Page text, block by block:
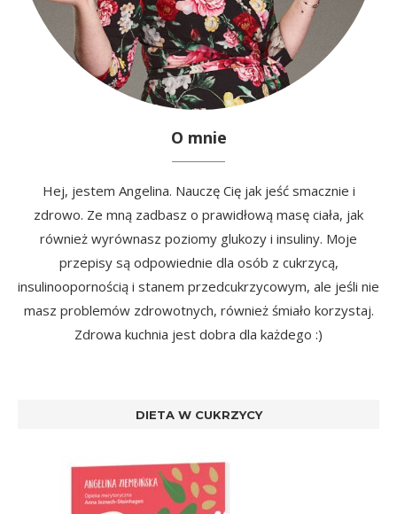
O mnie
Hej, jestem Angelina. Nauczę Cię jak jeść smacznie i
zdrowo. Ze mną zadbasz o prawidłową masę ciała, jak
również wyrównasz poziomy glukozy i insuliny. Moje
przepisy są odpowiednie dla osób z cukrzycą,
insulinoopornością i stanem przedcukrzycowym, ale jeśli nie
masz problemów zdrowotnych, również śmiało korzystaj.
Zdrowa kuchnia jest dobra dla każdego :)
DIETA W CUKRZYCY